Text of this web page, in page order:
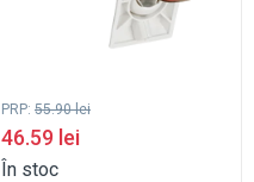
PRP: 55.90lei
46.59 lei
În stoc